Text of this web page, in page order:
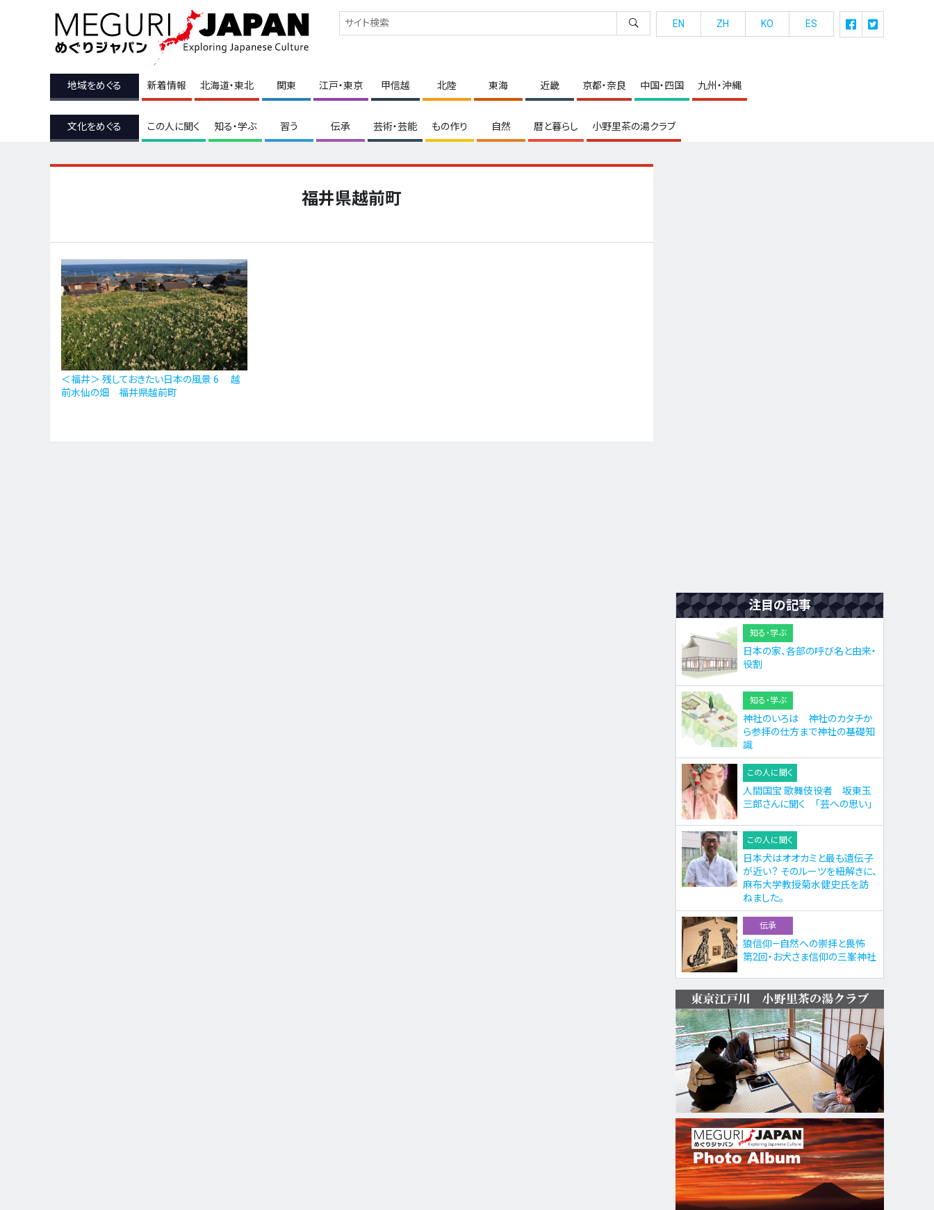
地域をめぐる 新着情報 北海道・東北 関東 江戸・東京 甲信越 北陸 東海 近畿 京都・奈良 中国・四国 九州・沖縄
文化をめぐる この人に聞く 知る・学ぶ 習う 伝承 芸術・芸能 もの作り 自然 暦と暮らし 小野里茶の湯クラブ
EN ZH KO ES
福井県越前町
＜福井＞ 残しておきたい日本の風景 6 越
前水仙の畑 福井県越前町
注目の記事
知る・学ぶ
日本の家、各部の呼び名と由来・
役割
知る・学ぶ
神社のいろは 神社のカタチか
ら参拝の仕方まで神社の基礎知
識
この人に聞く
人間国宝 歌舞伎役者 坂東玉
三郎さんに聞く 「芸への思い」
この人に聞く
日本犬はオオカミと最も遺伝子
が近い？ そのルーツを紐解きに、
麻布大学教授菊水健史氏を訪
ねました。
伝承
狼信仰—自然への崇拝と畏怖
第2回・お犬さま信仰の三峯神社